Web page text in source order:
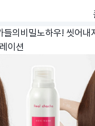
들의비밀노하우! 씻어내
이션